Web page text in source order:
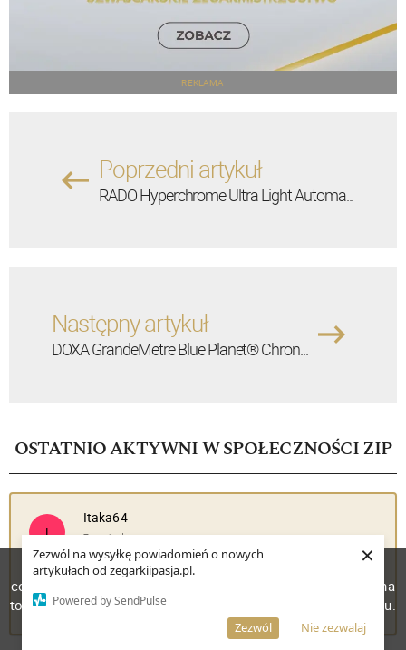
Zezwól na wysyłkę powiadomień o nowych
artykułach od zegarkiipasja.pl.
Powered by SendPulse
Nie zezwalaj
Zezwól
×
REKLAMA
Poprzedni artykuł
RADO Hyperchrome Ultra Light Automa...
Następny artykuł
DOXA GrandeMetre Blue Planet® Chron...
OSTATNIO AKTYWNI W SPOŁECZNOŚCI ZIP
I
Itaka64
Z nami od:
2026-03-21
W celu poprawienia jakości usług korzystamy z plików
cookies. Pozostanie na stronie oznacza, iż wyrażasz zgodę na
to, że pliki cookies będą przechowywane w Twoim urządzeniu.
Więcej informacji